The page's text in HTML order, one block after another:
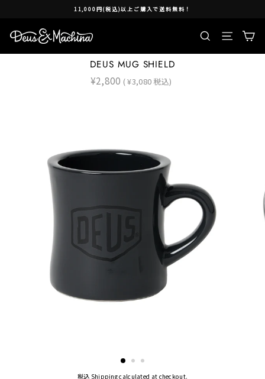
11,000円(税込)以上ご購入で送料無料！
検索 Site
DEUS MUG SHIELD
Regular
price
¥2,800 ( ¥3,080 税込)
税込 Shippingcalculated at checkout.